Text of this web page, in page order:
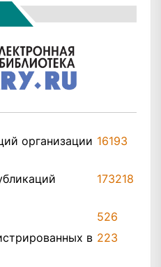
организации 16193
173218
526
в 223